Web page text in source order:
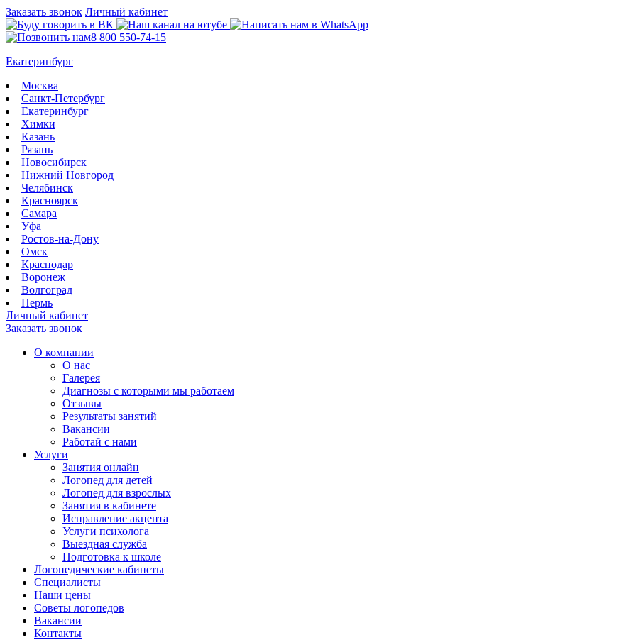
Заказать звонок Личный кабинет
8 800 550-74-15
Екатеринбург
Москва
Санкт-Петербург
Екатеринбург
Химки
Казань
Рязань
Новосибирск
Нижний Новгород
Челябинск
Красноярск
Самара
Уфа
Ростов-на-Дону
Омск
Краснодар
Воронеж
Волгоград
Пермь
Личный кабинет
Заказать звонок
О компании
О нас
Галерея
Диагнозы с которыми мы работаем
Отзывы
Результаты занятий
Вакансии
Работай с нами
Услуги
Занятия онлайн
Логопед для детей
Логопед для взрослых
Занятия в кабинете
Исправление акцента
Услуги психолога
Выездная служба
Подготовка к школе
Логопедические кабинеты
Специалисты
Наши цены
Советы логопедов
Вакансии
Контакты